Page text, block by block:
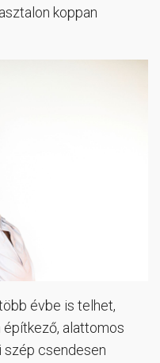
koppan
évbe is telhet,
alattomos
szép csendesen